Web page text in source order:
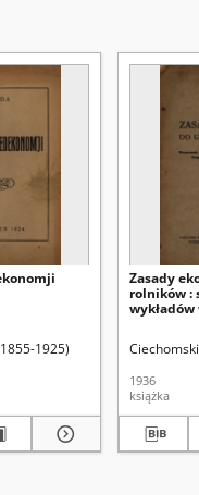
Marii Curie-
1925)
Zasady
rolników :
Cieszynie
1936
książka